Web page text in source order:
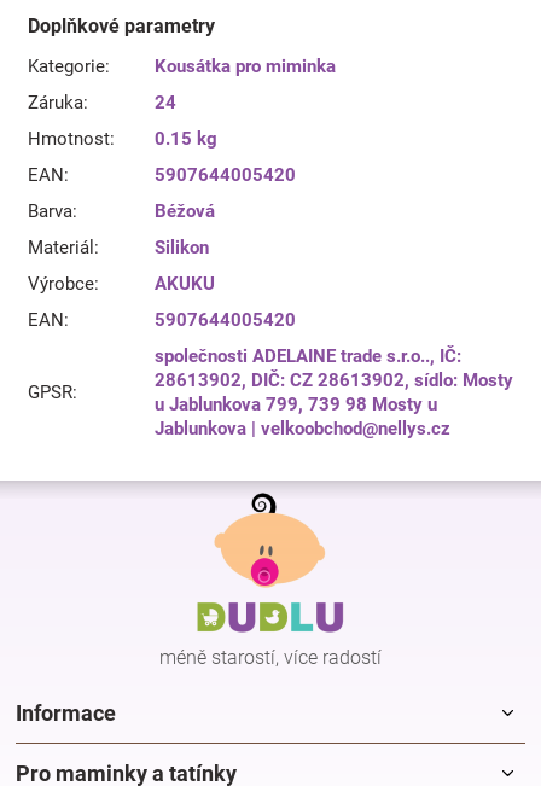
Doplňkové parametry
Kategorie:
Kousátka pro miminka
Záruka:
24
Hmotnost:
0.15 kg
EAN:
5907644005420
Barva:
Béžová
Materiál :
Silikon
Výrobce:
AKUKU
EAN: 5907644005420
GPSR:
společnosti ADELAINE trade s.r.o.., IČ:
28613902, DIČ: CZ 28613902, sídlo: Mosty
u Jablunkova 799, 739 98 Mosty u
Jablunkova | velkoobchod@nellys.cz
Z
méně starostí, více radostí
Informace
Pro maminky a tatínky